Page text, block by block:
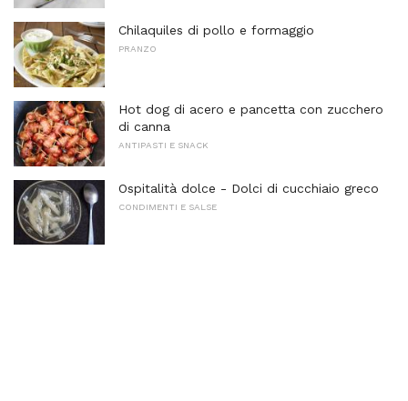
Chilaquiles di pollo e formaggio
PRANZO
Hot dog di acero e pancetta con zucchero
di canna
ANTIPASTI E SNACK
Ospitalità dolce - Dolci di cucchiaio greco
CONDIMENTI E SALSE